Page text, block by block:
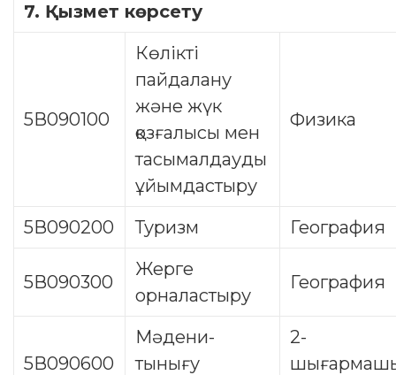
7. Қызмет көрсету
5В090100
Көлікті
пайдалану
және жүк
қозғалысы мен
тасымалдауды
ұйымдастыру
Физика
5В090200 Туризм География
5В090300
Жерге
орналастыру
География
5В090600
Мәдени-
тынығу
2-